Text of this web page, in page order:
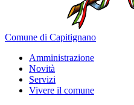
Comune di Capitignano
Amministrazione
Novità
Servizi
Vivere il comune